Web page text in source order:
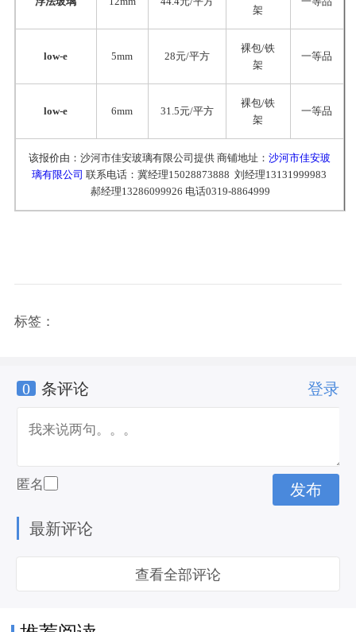
架
low-e 5mm 28元/平方
裸包/铁
架
一等品
low-e 6mm 31.5元/平方
裸包/铁
架
一等品
该报价由：沙河市佳安玻璃有限公司提供 商铺地址： 沙河市佳安玻
璃有限公司 联系电话：冀经理15028873888 刘经理13131999983
郝经理13286099926 电话0319-8864999
标签：
0 条评论 登录
匿名
最新评论
查看全部评论